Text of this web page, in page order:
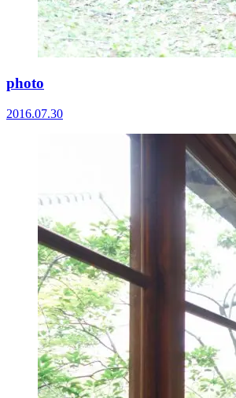
photo
2016.07.30